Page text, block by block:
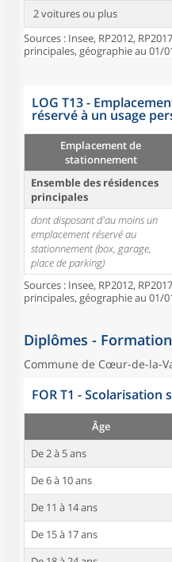
2 voitures ou plus
Sources : Insee, RP2012,
principales, géographie au 01/
LOG T13 -
réservé à un usage
Emplacement de
stationnement
Ensemble des résidences
principales
dont disposant d'au moins un
emplacement réservé au
stationnement (box, garage,
place de parking)
Sources : Insee, RP2012,
principales, géographie au 01/
Diplômes -
Commune de Cœur-de-la-
FOR T1 - Scolarisation
Âge
De 2 à 5 ans
De 6 à 10 ans
De 11 à 14 ans
De 15 à 17 ans